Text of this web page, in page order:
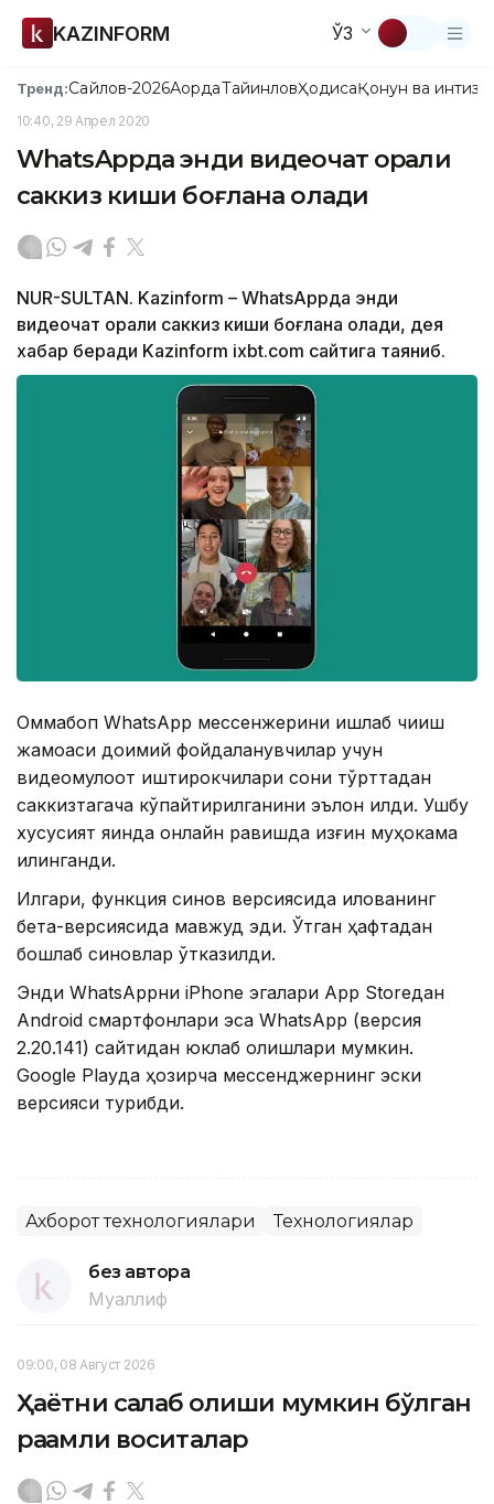
KAZINFORM ЎЗ
Тренд:Сайлов-2026АқордаТайинловҲодисаҚонун ва
10:40, 29 Апрел 2020
WhatsAppда энди видеочат орқали
саккиз киши боғлана олади
NUR-SULTAN. Kazinform – WhatsAppда энди
видеочат орқали саккиз киши боғлана олади, дея
хабар беради Kazinform ixbt.com сайтига таяниб.
Оммабоп WhatsApp мессенжерини ишлаб чиқиш
жамоаси доимий фойдаланувчилар учун
видеомулоқот иштирокчилари сони тўрттадан
саккизтагача кўпайтирилганини эълон қилди. Ушбу
хусусият яқинда онлайн равишда қизғин муҳокама
қилинганди.
Илгари, функция синов версиясида илованинг
бета-версиясида мавжуд эди. Ўтган ҳафтадан
бошлаб синовлар ўтказилди.
Энди WhatsAppни iPhone эгалари App Storeдан
Android смартфонлари эса WhatsApp (версия
2.20.141) сайтидан юклаб олишлари мумкин.
Google Playда ҳозирча мессенджернинг эски
версияси турибди.
Ахборот технологиялари Технологиялар
без автора
Муаллиф
09:00, 08 Август 2026
Ҳаётни сақлаб қолиши мумкин бўлган
рақамли воситалар